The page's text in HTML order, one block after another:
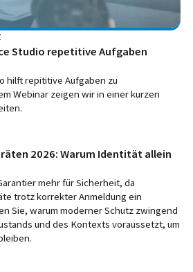
Studio repetitive Aufgaben
hilft repititive Aufgaben zu
Webinar zeigen wir in einer kurzen
2026: Warum Identität allein
mehr für Sicherheit, da
trotz korrekter Anmeldung ein
Sie, warum moderner Schutz zwingend
und des Kontexts voraussetzt, um